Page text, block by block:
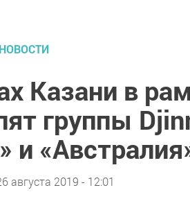
Казани в
группы
и
августа 2019 - 12:01